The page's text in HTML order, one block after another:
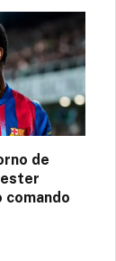
de
comando